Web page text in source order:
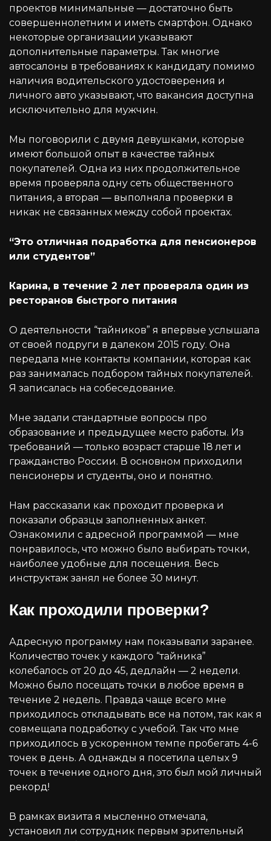
проектов минимальные — достаточно быть
совершеннолетним и иметь смартфон. Однако
некоторые организации указывают
дополнительные параметры. Так многие
автосалоны в требованиях к кандидату помимо
наличия водительского удостоверения и
личного авто указывают, что вакансия доступна
исключительно для мужчин.
Мы поговорили с двумя девушками, которые
имеют большой опыт в качестве тайных
покупателей. Одна из них продолжительное
время проверяла одну сеть общественного
питания, а вторая — выполняла проверки в
никак не связанных между собой проектах.
“Это отличная подработка для пенсионеров
или студентов”
Карина, в течение 2 лет проверяла один из
ресторанов быстрого питания
О деятельности “тайников” я впервые услышала
от своей подруги в далеком 2015 году. Она
передала мне контакты компании, которая как
раз занималась подбором тайных покупателей.
Я записалась на собеседование.
Мне задали стандартные вопросы про
образование и предыдущее место работы. Из
требований — только возраст старше 18 лет и
гражданство России. В основном приходили
пенсионеры и студенты, оно и понятно.
Нам рассказали как проходит проверка и
показали образцы заполненных анкет.
Ознакомили с адресной программой — мне
понравилось, что можно было выбирать точки,
наиболее удобные для посещения. Весь
инструктаж занял не более 30 минут.
Как проходили проверки?
Адресную программу нам показывали заранее.
Количество точек у каждого “тайника”
колебалось от 20 до 45, дедлайн — 2 недели.
Можно было посещать точки в любое время в
течение 2 недель. Правда чаще всего мне
приходилось откладывать все на потом, так как я
совмещала подработку с учебой. Так что мне
приходилось в ускоренном темпе пробегать 4-6
точек в день. А однажды я посетила целых 9
точек в течение одного дня, это был мой личный
рекорд!
В рамках визита я мысленно отмечала,
установил ли сотрудник первым зрительный